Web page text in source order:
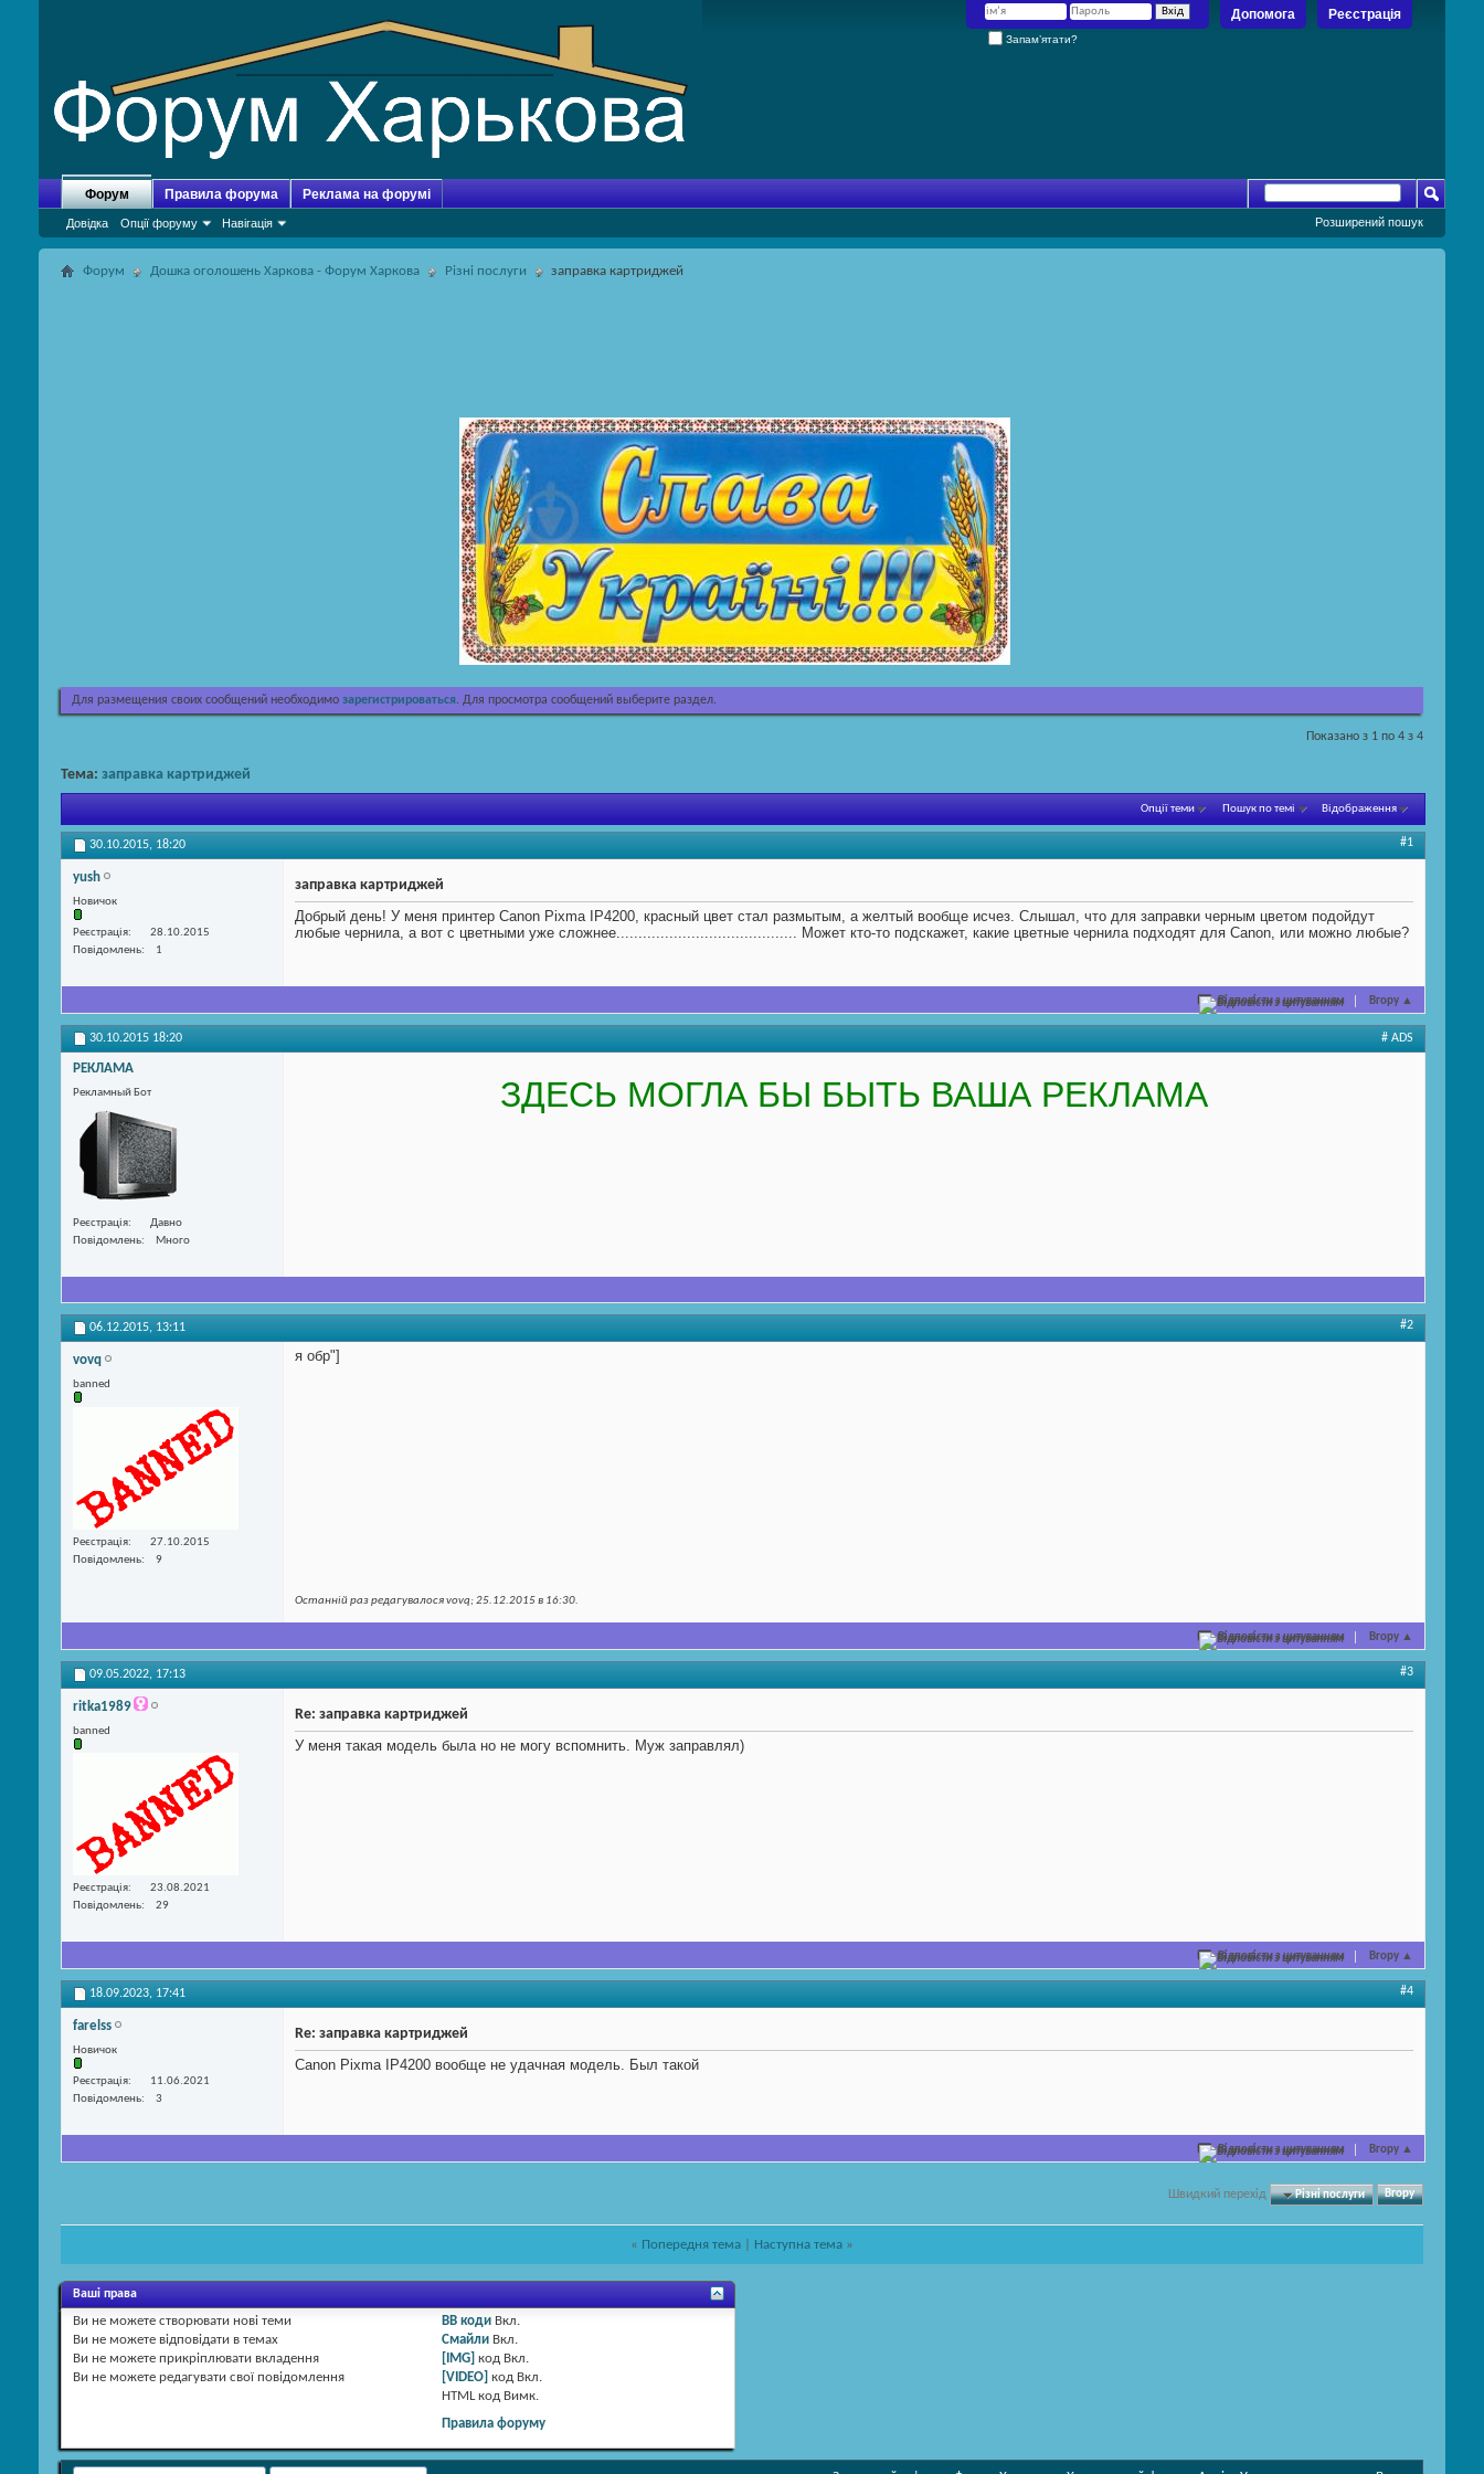
Реєстрація
Допомога
Запам’ятати?
Форум
Довідка Опції форуму Навігація
Правила форума Реклама на форумі
Розширений пошук
Форум Дошка оголошень Харкова - Форум Харкова Різні послуги заправка картриджей
Для размещения своих сообщений необходимо зарегистрироваться. Для просмотра сообщений выберите раздел.
Показано з 1 по 4 з 4
Тема: заправка картриджей
Опції теми Пошук по темі Відображення
30.10.2015, 18:20 #1
yush
Новичок
Реєстрація
28.10.2015
Повідомлень
1
заправка картриджей
Добрый день! У меня принтер Canon Pixma IP4200, красный цвет стал размытым, а желтый вообще исчез. Слышал, что для заправки черным цветом подойдут
любые чернила, а вот с цветными уже сложнее......................................... Может кто-то подскажет, какие цветные чернила подходят для Canon, или можно любые?
Відповісти з цитуванням Вгору ▲
30.10.2015 18:20 # ADS
РЕКЛАМА
Рекламный Бот
Реєстрація
Давно
Повідомлень
Много
ЗДЕСЬ МОГЛА БЫ БЫТЬ ВАША РЕКЛАМА
06.12.2015, 13:11 #2
vovq
banned
Реєстрація
27.10.2015
Повідомлень
9
я обр"]
Останній раз редагувалося vovq; 25.12.2015 в 16:30.
Відповісти з цитуванням Вгору ▲
09.05.2022, 17:13 #3
ritka1989
banned
Реєстрація
23.08.2021
Повідомлень
29
Re: заправка картриджей
У меня такая модель была но не могу вспомнить. Муж заправлял)
Відповісти з цитуванням Вгору ▲
18.09.2023, 17:41 #4
farelss
Новичок
Реєстрація
11.06.2021
Повідомлень
3
Re: заправка картриджей
Canon Pixma IP4200 вообще не удачная модель. Был такой
Відповісти з цитуванням Вгору ▲
Швидкий перехід Різні послуги Вгору
« Попередня тема Наступна тема »
Ваші права
Ви не можете створювати нові теми
Ви не можете відповідати в темах
Ви не можете прикріплювати вкладення
Ви не можете редагувати свої повідомлення
BB коди Вкл.
Смайли Вкл.
[IMG] код Вкл.
[VIDEO] код Вкл.
HTML код Вимк.
Правила форуму